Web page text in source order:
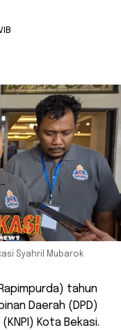
Syahril Mubarok
tahun
Daerah (DPD)
Kota Bekasi.